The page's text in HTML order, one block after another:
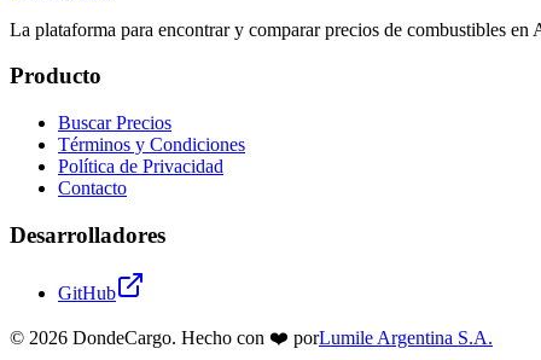
La plataforma para encontrar y comparar precios de combustibles en
Producto
Buscar Precios
Términos y Condiciones
Política de Privacidad
Contacto
Desarrolladores
GitHub
© 2026 DondeCargo. Hecho con ❤️ porLumile Argentina S.A.